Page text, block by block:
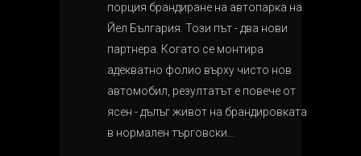
порция брандиране на автопарка на
Йел България. Този път - два нови
партнера. Когато се монтира
адекватно фолио върху чисто нов
автомобил, резултатът е повече от
ясен - дълъг живот на брандировката
в нормален търговски...